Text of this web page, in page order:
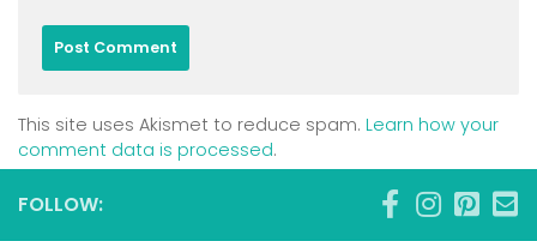
This site uses Akismet to reduce spam. Learn how your
comment data is processed.
FOLLOW: